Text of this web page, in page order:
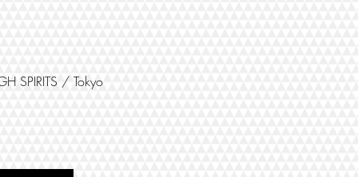
SPIRITS / Tokyo